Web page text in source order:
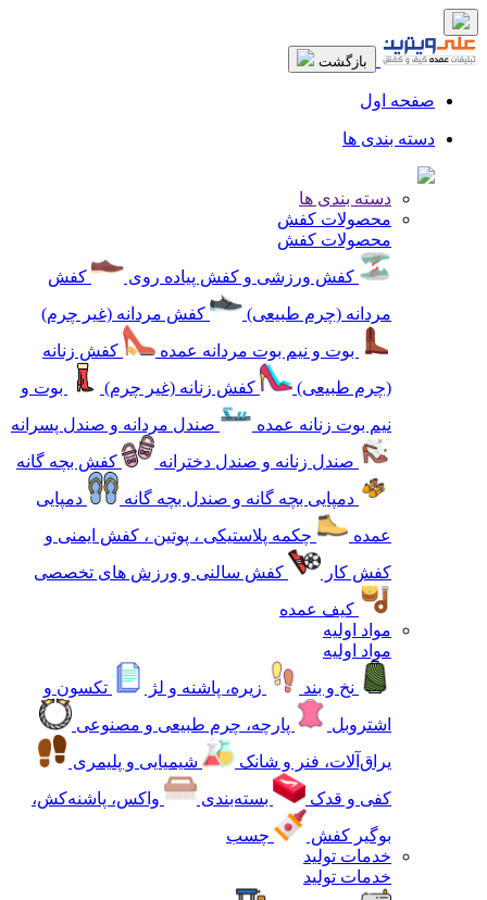
بازگشت
صفحه اول
دسته بندی ها
دسته بندی ها
محصولات کفش
محصولات کفش
کفش ورزشی و کفش پیاده روی
کفش
مردانه (چرم طبیعی)
کفش مردانه (غیر چرم)
بوت و نیم بوت مردانه عمده
کفش زنانه
(چرم طبیعی)
کفش زنانه (غیر چرم)
بوت و
نیم بوت زنانه عمده
صندل مردانه و صندل پسرانه
صندل زنانه و صندل دخترانه
کفش بچه گانه
دمپایی بچه گانه و صندل بچه گانه
دمپایی
عمده
چکمه پلاستیکی ، پوتین ، کفش ایمنی و
کفش کار
کفش سالنی و ورزش های تخصصی
کیف عمده
مواد اولیه
مواد اولیه
نخ و بند
زیره، پاشنه و لژ
تکسون و
اشتروبل
پارچه، چرم طبیعی و مصنوعی
یراق‌آلات، فنر و شانک
شیمیایی و پلیمری
کفی و قدک
بسته‌بندی
واکس، پاشنه‌کش،
بوگیر کفش
چسب
خدمات تولید
خدمات تولید